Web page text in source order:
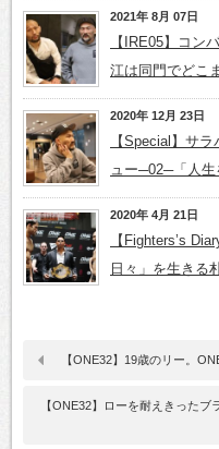
2021年 8月 07日
【IRE05】コン
江は同門でどこ
2020年 12月 23日
【Special】サ
ュー─02─「人生
2020年 4月 21日
【Fighters’s
日々」を生きる
【ONE32】19歳のリー。
【ONE32】ローを耐えきった